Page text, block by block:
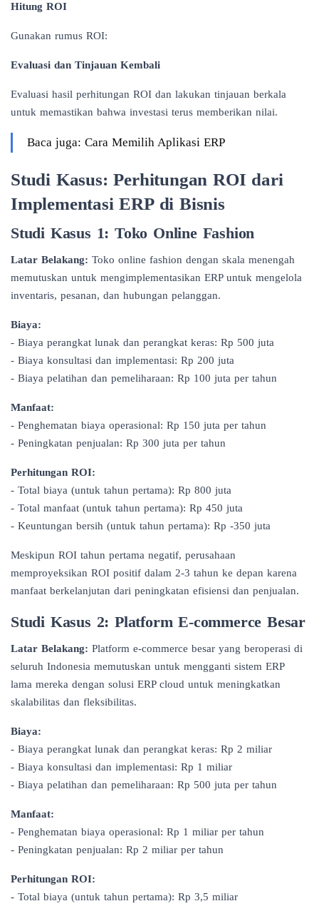
Hitung ROI
Gunakan rumus ROI:
Evaluasi dan Tinjauan Kembali
Evaluasi hasil perhitungan ROI dan lakukan tinjauan berkala
untuk memastikan bahwa investasi terus memberikan nilai.
Baca juga: Cara Memilih Aplikasi ERP
Studi Kasus: Perhitungan ROI dari
Implementasi ERP di Bisnis
Studi Kasus 1: Toko Online Fashion
Latar Belakang: Toko online fashion dengan skala menengah
memutuskan untuk mengimplementasikan ERP untuk mengelola
inventaris, pesanan, dan hubungan pelanggan.
Biaya:
- Biaya perangkat lunak dan perangkat keras: Rp 500 juta
- Biaya konsultasi dan implementasi: Rp 200 juta
- Biaya pelatihan dan pemeliharaan: Rp 100 juta per tahun
Manfaat:
- Penghematan biaya operasional: Rp 150 juta per tahun
- Peningkatan penjualan: Rp 300 juta per tahun
Perhitungan ROI:
- Total biaya (untuk tahun pertama): Rp 800 juta
- Total manfaat (untuk tahun pertama): Rp 450 juta
- Keuntungan bersih (untuk tahun pertama): Rp -350 juta
Meskipun ROI tahun pertama negatif, perusahaan
memproyeksikan ROI positif dalam 2-3 tahun ke depan karena
manfaat berkelanjutan dari peningkatan efisiensi dan penjualan.
Studi Kasus 2: Platform E-commerce Besar
Latar Belakang: Platform e-commerce besar yang beroperasi di
seluruh Indonesia memutuskan untuk mengganti sistem ERP
lama mereka dengan solusi ERP cloud untuk meningkatkan
skalabilitas dan fleksibilitas.
Biaya:
- Biaya perangkat lunak dan perangkat keras: Rp 2 miliar
- Biaya konsultasi dan implementasi: Rp 1 miliar
- Biaya pelatihan dan pemeliharaan: Rp 500 juta per tahun
Manfaat:
- Penghematan biaya operasional: Rp 1 miliar per tahun
- Peningkatan penjualan: Rp 2 miliar per tahun
Perhitungan ROI:
- Total biaya (untuk tahun pertama): Rp 3,5 miliar